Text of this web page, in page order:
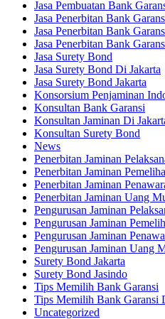
Jasa Pembuatan Bank
Jasa Penerbitan Bank
Jasa Penerbitan Bank
Jasa Penerbitan Bank
Jasa Surety Bond
Jasa Surety Bond Di Jakarta
Jasa Surety Bond Jakarta
Konsorsium Penjaminan
Konsultan Bank Garansi
Konsultan Jaminan Di
Konsultan Surety Bond
News
Penerbitan Jaminan
Penerbitan Jaminan
Penerbitan Jaminan
Penerbitan Jaminan Uang
Pengurusan Jaminan
Pengurusan Jaminan
Pengurusan Jaminan
Pengurusan Jaminan Uang
Surety Bond Jakarta
Surety Bond Jasindo
Tips Memilih Bank Garansi
Tips Memilih Bank Garansi
Uncategorized